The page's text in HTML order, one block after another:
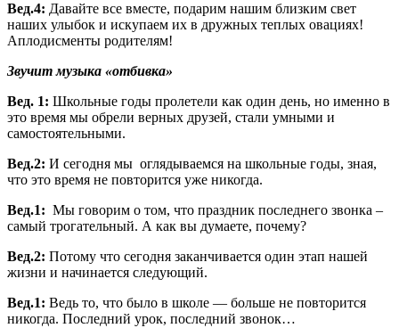
Вед.4: Давайте все вместе, подарим нашим близким свет
наших улыбок и искупаем их в дружных теплых овациях!
Аплодисменты родителям!
Звучит музыка «отбивка»
Вед. 1: Школьные годы пролетели как один день, но именно в
это время мы обрели верных друзей, стали умными и
самостоятельными.
Вед.2: И сегодня мы оглядываемся на школьные годы, зная,
что это время не повторится уже никогда.
Вед.1: Мы говорим о том, что праздник последнего звонка –
самый трогательный. А как вы думаете, почему?
Вед.2: Потому что сегодня заканчивается один этап нашей
жизни и начинается следующий.
Вед.1: Ведь то, что было в школе — больше не повторится
никогда. Последний урок, последний звонок…